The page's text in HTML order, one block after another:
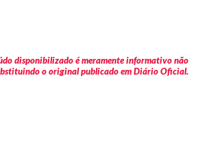
disponibilizado é meramente informativo não
o original publicado em Diário Oficial.